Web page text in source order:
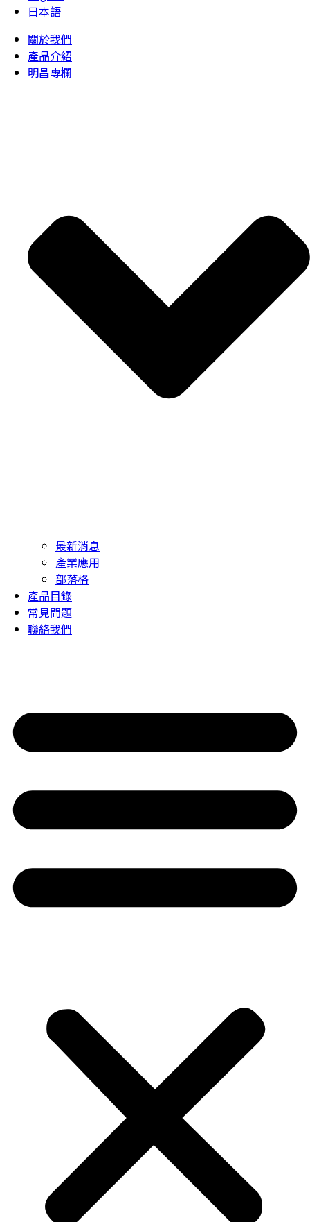
日本語
關於我們
產品介紹
明昌專欄
最新消息
產業應用
部落格
產品目錄
常見問題
聯絡我們